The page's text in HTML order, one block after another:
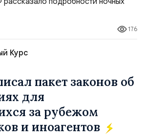
аэродром «Чайка»
ВСУ; Складские помещения
в Оболонском районе г. Киев,
для хранения военного
176
Курс
пакет законов об
для
за рубежом
и иноагентов